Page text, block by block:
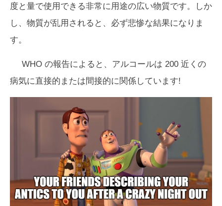
度と量で使用できる非常に用途の広い物質です。しか
し、物質が乱用されると、必ず悲惨な結果になりま
す。
WHO の報告によると、アルコールは 200 近くの
病気に直接的または間接的に関係しています!